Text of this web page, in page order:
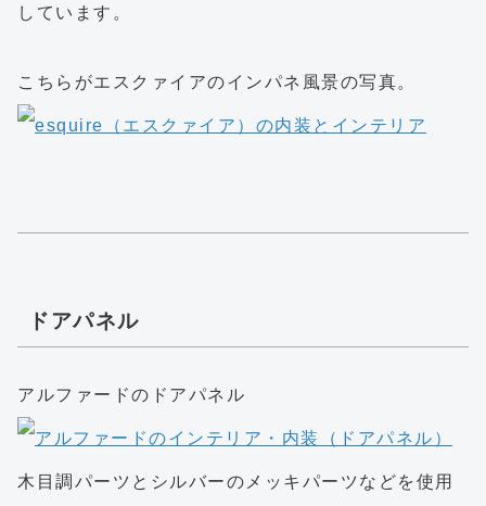
しています。
こちらがエスクァイアのインパネ風景の写真。
ドアパネル
アルファードのドアパネル
木目調パーツとシルバーのメッキパーツなどを使用